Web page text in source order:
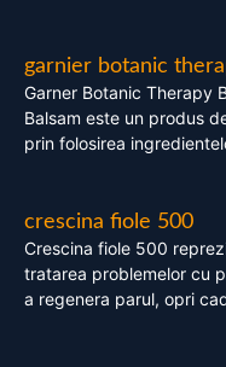
garnier botanic
Garner Botanic Therapy
Balsam este un produs
prin folosirea
crescina fiole 500
Crescina fiole 500
tratarea problemelor cu
a regenera parul, opri